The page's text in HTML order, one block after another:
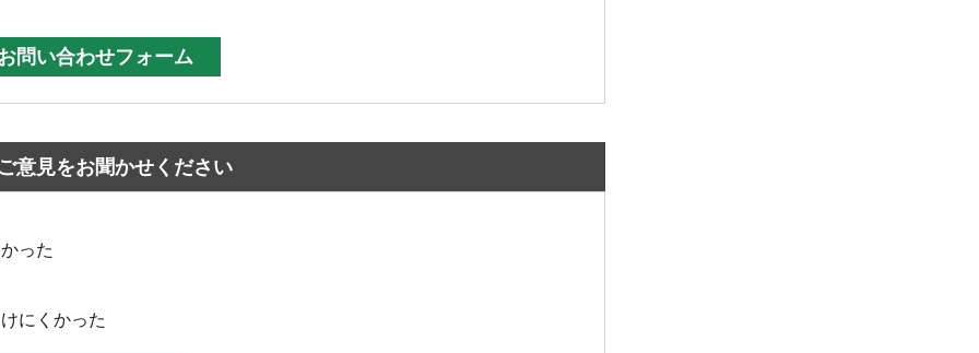
意見をお聞かせください
った
にくかった